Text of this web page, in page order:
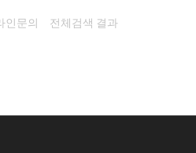
인문의 전체검색 결과